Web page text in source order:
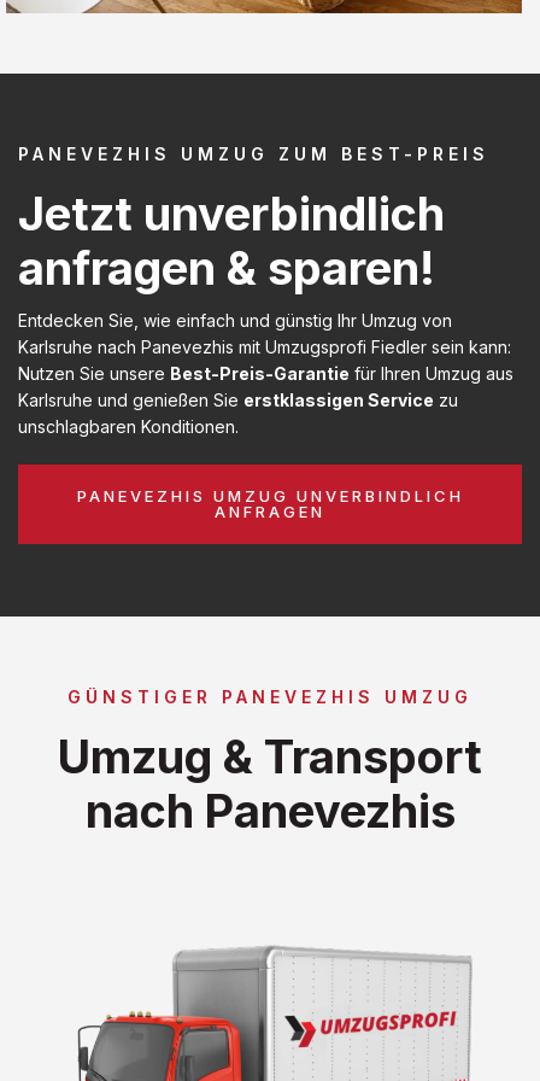
PANEVEZHIS UMZUG ZUM BEST-PREIS
Jetzt unverbindlich
anfragen & sparen!
Entdecken Sie, wie einfach und günstig Ihr Umzug von
Karlsruhe nach Panevezhis mit Umzugsprofi Fiedler sein kann:
Nutzen Sie unsere Best-Preis-Garantie für Ihren Umzug aus
Karlsruhe und genießen Sie erstklassigen Service zu
unschlagbaren Konditionen.
PANEVEZHIS UMZUG UNVERBINDLICH
ANFRAGEN
GÜNSTIGER PANEVEZHIS UMZUG
Umzug & Transport
nach Panevezhis